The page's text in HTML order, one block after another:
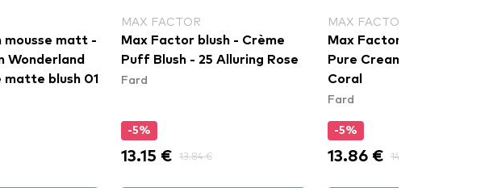
mousse matt -
Wonderland
blush 01
MAX FACTOR
Max Factor blush - Crème
Puff Blush - 25 Alluring Rose
Fard
-5%
13.15 € 13.84 €
MAX FACTOR
Max Factor blush -
Pure Cream Blush - 02
Coral
Fard
-5%
13.86 € 14.59 €